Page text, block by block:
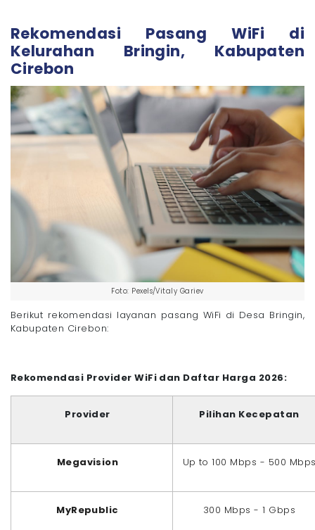
Rekomendasi Pasang WiFi di
Kelurahan Bringin, Kabupaten
Cirebon
Foto: Pexels/Vitaly Gariev
Berikut rekomendasi layanan pasang WiFi di Desa Bringin,
Kabupaten Cirebon:
Rekomendasi Provider WiFi dan Daftar Harga 2026:
Provider Pilihan Kecepatan
Megavision Up to 100 Mbps - 500
MyRepublic 300 Mbps - 1 Gbps